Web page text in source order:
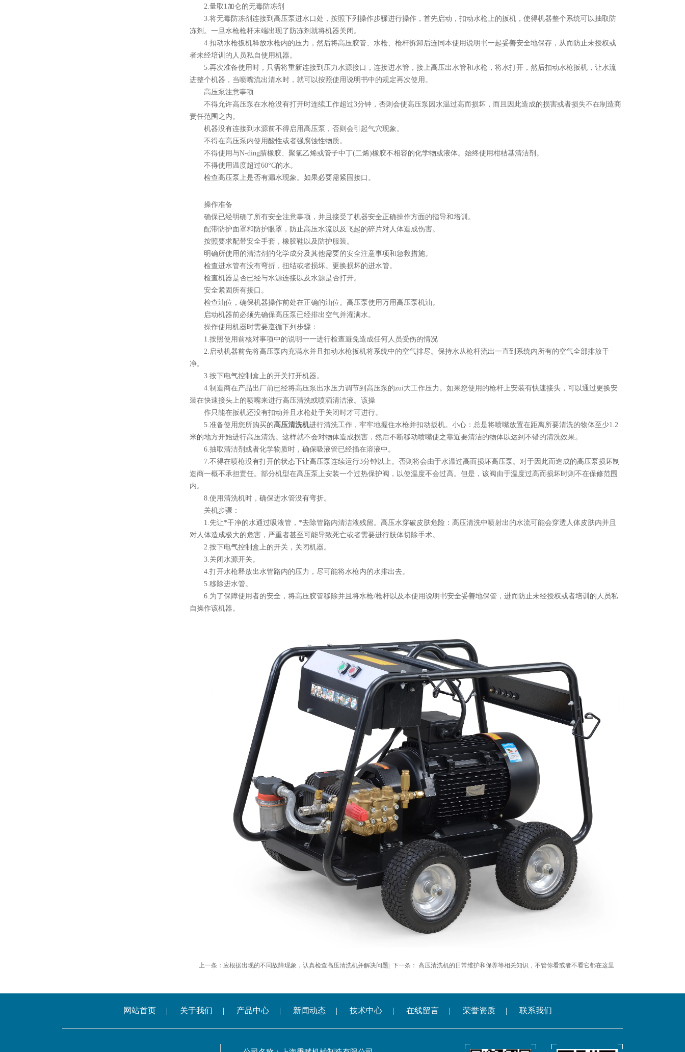
2.量取1加仑的无毒防冻剂
3.将无毒防冻剂连接到高压泵进水口处，按照下列操作步骤进行操作，首先启动，扣动水枪上的扳机，使得机器整个系统可以抽取防
冻剂。一旦水枪枪杆末端出现了防冻剂就将机器关闭。
4.扣动水枪扳机释放水枪内的压力，然后将高压胶管、水枪、枪杆拆卸后连同本使用说明书一起妥善安全地保存，从而防止未授权或
者未经培训的人员私自使用机器。
5.再次准备使用时，只需将重新连接到压力水源接口，连接进水管，接上高压出水管和水枪，将水打开，然后扣动水枪扳机，让水流
进整个机器，当喷嘴流出清水时，就可以按照使用说明书中的规定再次使用。
高压泵注意事项
不得允许高压泵在水枪没有打开时连续工作超过3分钟，否则会使高压泵因水温过高而损坏，而且因此造成的损害或者损失不在制造商
责任范围之内。
机器没有连接到水源前不得启用高压泵，否则会引起气穴现象。
不得在高压泵内使用酸性或者强腐蚀性物质。
不得使用与N-ding腈橡胶、聚氯乙烯或管子中丁(二烯)橡胶不相容的化学物或液体。始终使用柑桔基清洁剂。
不得使用温度超过60°C的水。
检查高压泵上是否有漏水现象。如果必要需紧固接口。
操作准备
确保已经明确了所有安全注意事项，并且接受了机器安全正确操作方面的指导和培训。
配带防护面罩和防护眼罩，防止高压水流以及飞起的碎片对人体造成伤害。
按照要求配带安全手套，橡胶鞋以及防护服装。
明确所使用的清洁剂的化学成分及其他需要的安全注意事项和急救措施。
检查进水管有没有弯折，扭结或者损坏。更换损坏的进水管。
检查机器是否已经与水源连接以及水源是否打开。
安全紧固所有接口。
检查油位，确保机器操作前处在正确的油位。高压泵使用万用高压泵机油。
启动机器前必须先确保高压泵已经排出空气并灌满水。
操作使用机器时需要遵循下列步骤：
1.按照使用前核对事项中的说明一一进行检查避免造成任何人员受伤的情况
2.启动机器前先将高压泵内充满水并且扣动水枪扳机将系统中的空气排尽。保持水从枪杆流出一直到系统内所有的空气全部排放干
净。
3.按下电气控制盒上的开关打开机器。
4.制造商在产品出厂前已经将高压泵出水压力调节到高压泵的zui大工作压力。如果您使用的枪杆上安装有快速接头，可以通过更换安
装在快速接头上的喷嘴来进行高压清洗或喷洒清洁液。该操
作只能在扳机还没有扣动并且水枪处于关闭时才可进行。
5.准备使用您所购买的高压清洗机进行清洗工作，牢牢地握住水枪并扣动扳机。小心：总是将喷嘴放置在距离所要清洗的物体至少1.2
米的地方开始进行高压清洗。这样就不会对物体造成损害，然后不断移动喷嘴使之靠近要清洁的物体以达到不错的清洗效果。
6.抽取清洁剂或者化学物质时，确保吸液管已经插在溶液中。
7.不得在喷枪没有打开的状态下让高压泵连续运行3分钟以上。否则将会由于水温过高而损坏高压泵。对于因此而造成的高压泵损坏制
造商一概不承担责任。部分机型在高压泵上安装一个过热保护阀，以使温度不会过高。但是，该阀由于温度过高而损坏时则不在保修范围
内。
8.使用清洗机时，确保进水管没有弯折。
关机步骤：
1.先让*干净的水通过吸液管，*去除管路内清洁液残留。高压水穿破皮肤危险：高压清洗中喷射出的水流可能会穿透人体皮肤内并且
对人体造成极大的危害，严重者甚至可能导致死亡或者需要进行肢体切除手术。
2.按下电气控制盒上的开关，关闭机器。
3.关闭水源开关。
4.打开水枪释放出水管路内的压力，尽可能将水枪内的水排出去。
5.移除进水管。
6.为了保障使用者的安全，将高压胶管移除并且将水枪/枪杆以及本使用说明书安全妥善地保管，进而防止未经授权或者培训的人员私
自操作该机器。
上一条： 应根据出现的不同故障现象，认真检查高压清洗机并解决问题 | 下一条： 高压清洗机的日常维护和保养等相关知识，不管你看或者不看它都在这里
网站首页 | 关于我们 | 产品中心 | 新闻动态 | 技术中心 | 在线留言 | 荣誉资质 | 联系我们